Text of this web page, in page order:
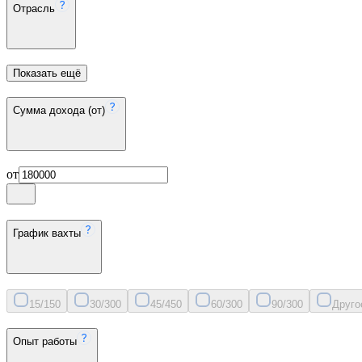
Отрасль
Показать ещё
Сумма дохода (от)
от
График вахты
15/150 30/300 45/450 60/300 90/300
Опыт работы